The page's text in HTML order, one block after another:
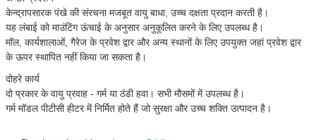
केन्द्रापसारक पंखे की संरचना मजबूत वायु बाधा, उच्च दक्षता प्रदान करती है।
यह लंबाई को माउंटिंग ऊंचाई के अनुसार अनुकूलित करने के लिए उपलब्ध है।
मॉल, कार्यशालाओं, गैरेज के प्रवेश द्वार और अन्य स्थानों के लिए उपयुक्त जहां प्रवेश द्वार
के ऊपर स्थापित नहीं किया जा सकता है।
दोहरे कार्य
दो प्रकार के वायु प्रवाह - गर्म या ठंडी हवा। सभी मौसमों में उपलब्ध है।
गर्म मॉडल पीटीसी हीटर में निर्मित होते हैं जो सुरक्षा और उच्च शक्ति उत्पादन है।